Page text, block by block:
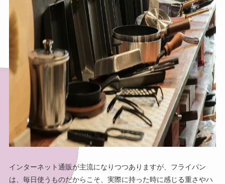
インターネット通販が主流になりつつありますが、フライパン
は、毎日使うものだからこそ、実際に持った時に感じる重さやハ